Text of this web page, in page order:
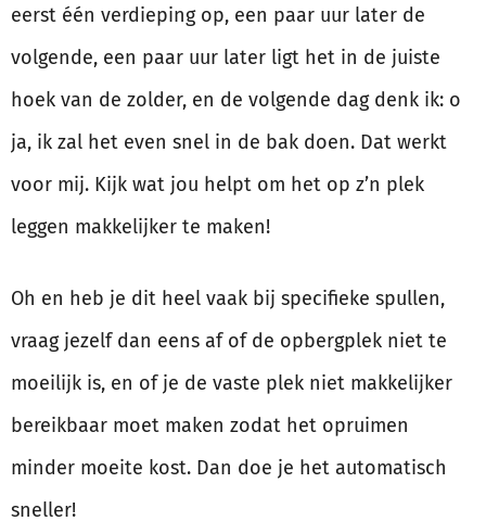
eerst één verdieping op, een paar uur later de
volgende, een paar uur later ligt het in de juiste
hoek van de zolder, en de volgende dag denk ik: o
ja, ik zal het even snel in de bak doen. Dat werkt
voor mij. Kijk wat jou helpt om het op z’n plek
leggen makkelijker te maken!
Oh en heb je dit heel vaak bij specifieke spullen,
vraag jezelf dan eens af of de opbergplek niet te
moeilijk is, en of je de vaste plek niet makkelijker
bereikbaar moet maken zodat het opruimen
minder moeite kost. Dan doe je het automatisch
sneller!